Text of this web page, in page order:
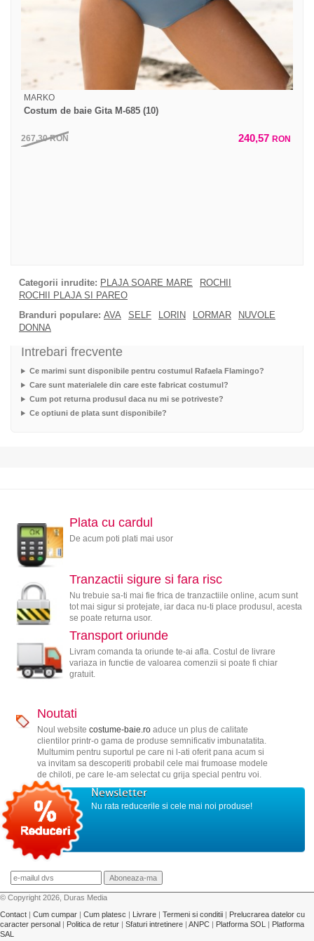
MARKO
Costum de baie Gita M-685 (10)
267,30RON 240,57 RON
Categorii inrudite: PLAJA SOARE MARE
ROCHII
ROCHII PLAJA SI PAREO
Branduri populare: AVA SELF LORIN LORMAR
NUVOLE
DONNA
Intrebari frecvente
Ce marimi sunt disponibile pentru costumul Rafaela Flamingo?
Care sunt materialele din care este fabricat costumul?
Cum pot returna produsul daca nu mi se potriveste?
Ce optiuni de plata sunt disponibile?
Plata cu cardul
De acum poti plati mai usor
Tranzactii sigure si fara risc
Nu trebuie sa-ti mai fie frica de tranzactiile online, acum sunt
tot mai sigur si protejate, iar daca nu-ti place produsul, acesta
se poate returna usor.
Transport oriunde
Livram comanda ta oriunde te-ai afla. Costul de livrare
variaza in functie de valoarea comenzii si poate fi chiar
gratuit.
Noutati
Noul website costume-baie.roaduce un plus de calitate
clientilor printr-o gama de produse semnificativ imbunatatita.
Multumim pentru suportul pe care ni l-ati oferit pana acum si
va invitam sa descoperiti probabil cele mai frumoase modele
de chiloti, pe care le-am selectat cu grija special pentru voi.
Newsletter
Nu rata reducerile si cele mai noi produse!
© Copyright 2026, Duras Media
Contact | Cum cumpar | Cum platesc | Livrare | Termeni si conditii | Prelucrarea datelor cu
caracter personal | Politica de retur | Sfaturi intretinere | ANPC | Platforma SOL | Platforma
SAL